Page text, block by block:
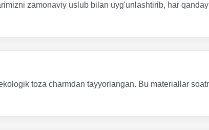
zamonaviy uslub bilan uyg'unlashtirib, har
toza charmdan tayyorlangan. Bu materiallar